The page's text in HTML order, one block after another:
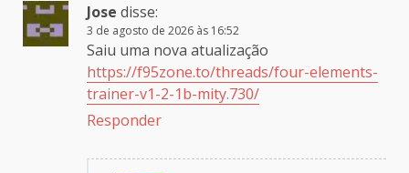
Jose disse:
3 de agosto de 2026 às 16:52
Saiu uma nova atualização
https://f95zone.to/threads/four-elements-
trainer-v1-2-1b-mity.730/
Responder